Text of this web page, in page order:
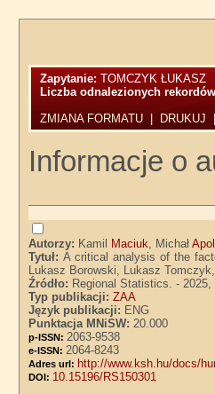
Zapytanie:TOMCZYK ŁUKASZ
Liczba odnalezionych
ZMIANA FORMATU
DRUKUJ
Informacje o
Autorzy: Kamil Maciuk, Michał
Tytuł:A critical analysis of the
Lukasz Borowski, Lukasz
Źródło: Regional Statistics. -
Typ publikacji:ZAA
Język publikacji: ENG
Punktacja MNiSW:20.000
p-ISSN: 2063-9538
e-ISSN: 2064-8243
Adres url: http://www.ksh.hu/docs/
DOI: 10.15196/RS150301